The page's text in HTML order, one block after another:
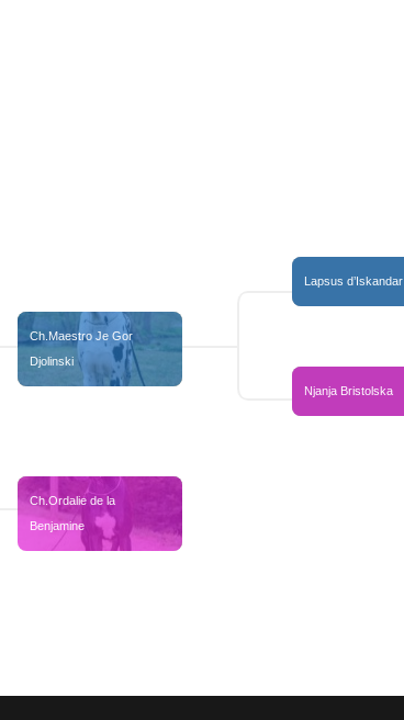
Ch.Maestro Je Gor
Djolinski
Lapsus d’Iskandar
Njanja Bristolska
Ch.Ordalie de la
Benjamine